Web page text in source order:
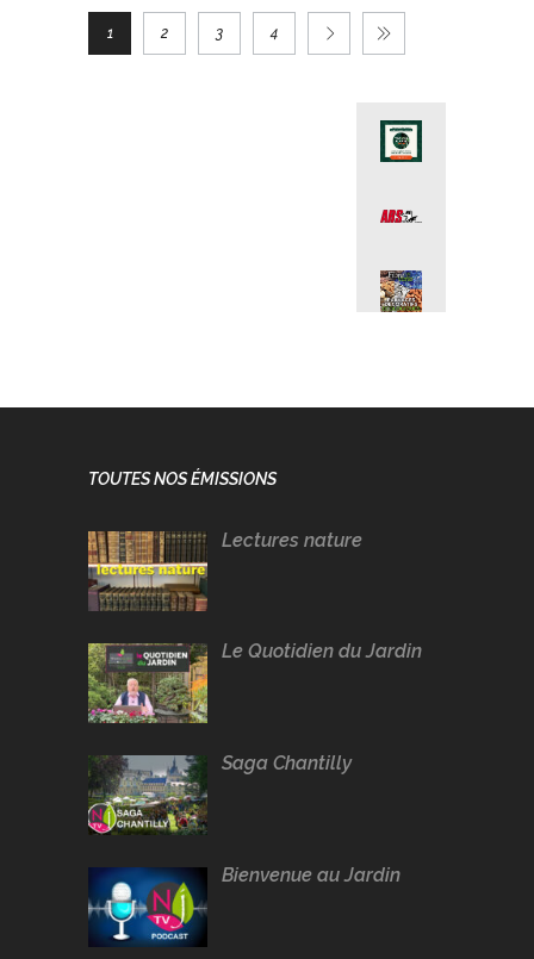
1 2 3 4
TOUTES NOS ÉMISSIONS
Lectures nature
Le Quotidien du Jardin
Saga Chantilly
Bienvenue au Jardin